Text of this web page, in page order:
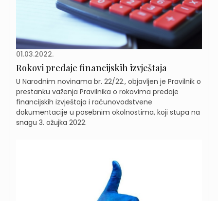
01.03.2022.
Rokovi predaje financijskih izvještaja
U Narodnim novinama br. 22/22., objavljen je Pravilnik o
prestanku važenja Pravilnika o rokovima predaje
financijskih izvještaja i računovodstvene
dokumentacije u posebnim okolnostima, koji stupa na
snagu 3. ožujka 2022.